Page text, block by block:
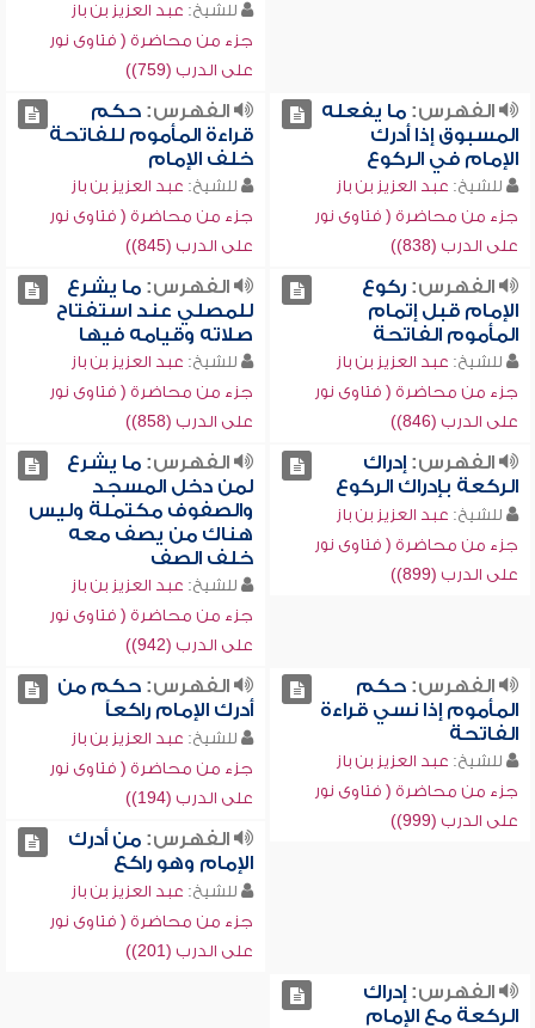
للشيخ: عبد العزيز بن باز
جزء من محاضرة ( فتاوى نور
على الدرب (759))
الفهرس:ما يفعله
المسبوق إذا أدرك
الإمام في الركوع
للشيخ: عبد العزيز بن باز
جزء من محاضرة ( فتاوى نور
على الدرب (838))
الفهرس:حكم
قراءة المأموم للفاتحة
خلف الإمام
للشيخ: عبد العزيز بن باز
جزء من محاضرة ( فتاوى نور
على الدرب (845))
الفهرس:ركوع
الإمام قبل إتمام
المأموم الفاتحة
للشيخ: عبد العزيز بن باز
جزء من محاضرة ( فتاوى نور
على الدرب (846))
الفهرس:ما يشرع
للمصلي عند استفتاح
صلاته وقيامه فيها
للشيخ: عبد العزيز بن باز
جزء من محاضرة ( فتاوى نور
على الدرب (858))
الفهرس:إدراك
الركعة بإدراك الركوع
للشيخ: عبد العزيز بن باز
جزء من محاضرة ( فتاوى نور
على الدرب (899))
الفهرس:ما يشرع
لمن دخل المسجد
والصفوف مكتملة وليس
هناك من يصف معه
خلف الصف
للشيخ: عبد العزيز بن باز
جزء من محاضرة ( فتاوى نور
على الدرب (942))
الفهرس:حكم
المأموم إذا نسي قراءة
الفاتحة
للشيخ: عبد العزيز بن باز
جزء من محاضرة ( فتاوى نور
على الدرب (999))
الفهرس:حكم من
أدرك الإمام راكعاً
للشيخ: عبد العزيز بن باز
جزء من محاضرة ( فتاوى نور
على الدرب (194))
الفهرس:من أدرك
الإمام وهو راكع
للشيخ: عبد العزيز بن باز
جزء من محاضرة ( فتاوى نور
على الدرب (201))
الفهرس:إدراك
الركعة مع الإمام